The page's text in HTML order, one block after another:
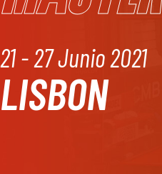
21 - 27 Junio 2021
LISBON